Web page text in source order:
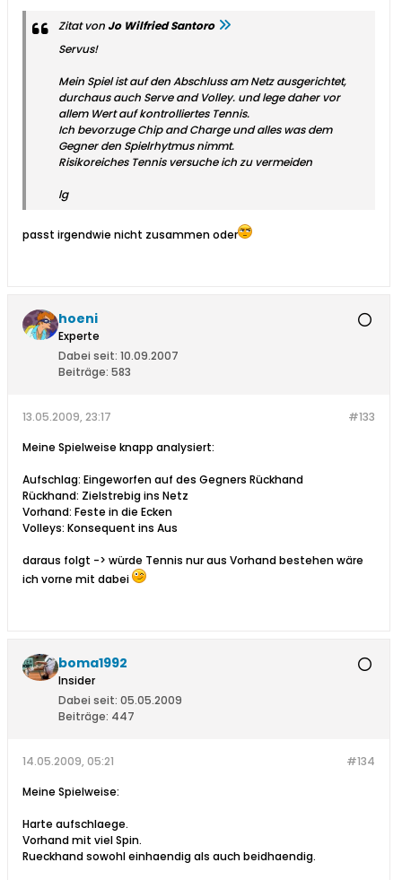
Zitat von Jo Wilfried Santoro
Servus!
Mein Spiel ist auf den Abschluss am Netz ausgerichtet,
durchaus auch Serve and Volley. und lege daher vor
allem Wert auf kontrolliertes Tennis.
Ich bevorzuge Chip and Charge und alles was dem
Gegner den Spielrhytmus nimmt.
Risikoreiches Tennis versuche ich zu vermeiden
lg
passt irgendwie nicht zusammen oder
hoeni
Experte
Dabei seit: 10.09.2007
Beiträge: 583
#133
13.05.2009, 23:17
Meine Spielweise knapp analysiert:
Aufschlag: Eingeworfen auf des Gegners Rückhand
Rückhand: Zielstrebig ins Netz
Vorhand: Feste in die Ecken
Volleys: Konsequent ins Aus
daraus folgt -> würde Tennis nur aus Vorhand bestehen wäre
ich vorne mit dabei
boma1992
Insider
Dabei seit: 05.05.2009
Beiträge: 447
#134
14.05.2009, 05:21
Meine Spielweise:
Harte aufschlaege.
Vorhand mit viel Spin.
Rueckhand sowohl einhaendig als auch beidhaendig.